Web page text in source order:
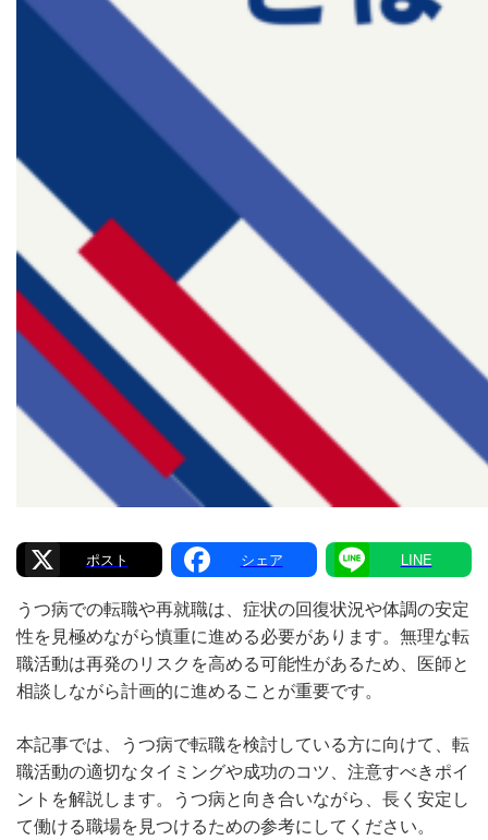
X FacebookLine
うつ病での転職や再就職は、症状の回復状況や体調の安定
性を見極めながら慎重に進める必要があります。無理な転
職活動は再発のリスクを高める可能性があるため、医師と
相談しながら計画的に進めることが重要です。
本記事では、うつ病で転職を検討している方に向けて、転
職活動の適切なタイミングや成功のコツ、注意すべきポイ
ントを解説します。うつ病と向き合いながら、長く安定し
て働ける職場を見つけるための参考にしてください。